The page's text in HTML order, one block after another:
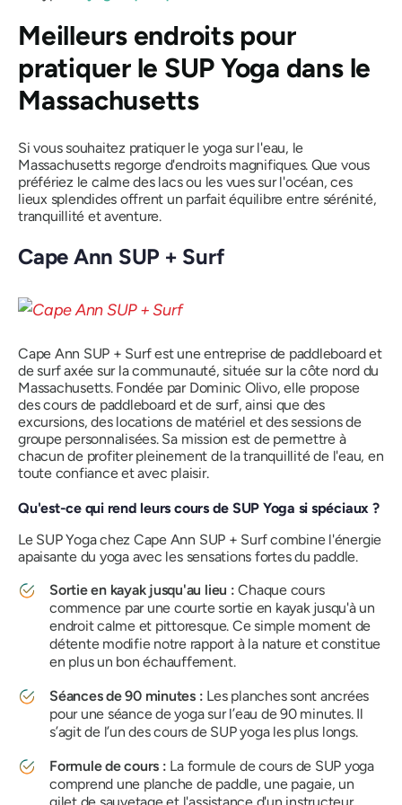
Meilleurs endroits pour
pratiquer le SUP Yoga dans le
Massachusetts
Si vous souhaitez pratiquer le yoga sur l'eau, le
Massachusetts regorge d'endroits magnifiques. Que vous
préfériez le calme des lacs ou les vues sur l'océan, ces
lieux splendides offrent un parfait équilibre entre sérénité,
tranquillité et aventure.
Cape Ann SUP + Surf
Cape Ann SUP + Surf est une entreprise de paddleboard et
de surf axée sur la communauté, située sur la côte nord du
Massachusetts. Fondée par Dominic Olivo, elle propose
des cours de paddleboard et de surf, ainsi que des
excursions, des locations de matériel et des sessions de
groupe personnalisées. Sa mission est de permettre à
chacun de profiter pleinement de la tranquillité de l'eau, en
toute confiance et avec plaisir.
Qu'est-ce qui rend leurs cours de SUP Yoga si spéciaux ?
Le SUP Yoga chez Cape Ann SUP + Surf combine l'énergie
apaisante du yoga avec les sensations fortes du paddle.
Sortie en kayak jusqu'au lieu :Chaque cours
commence par une courte sortie en kayak jusqu'à un
endroit calme et pittoresque. Ce simple moment de
détente modifie notre rapport à la nature et constitue
en plus un bon échauffement.
Séances de 90 minutes : Les planches sont ancrées
pour une séance de yoga sur l’eau de 90 minutes. Il
s’agit de l’un des cours de SUP yoga les plus longs.
Formule de cours : La formule de cours de SUP yoga
comprend une planche de paddle, une pagaie, un